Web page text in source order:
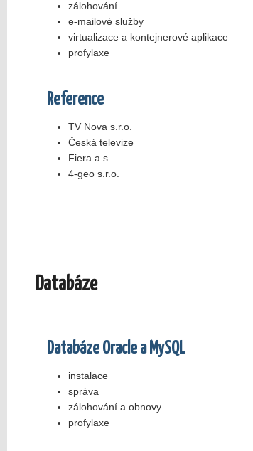
zálohování
e-mailové služby
virtualizace a kontejnerové aplikace
profylaxe
Reference
TV Nova s.r.o.
Česká televize
Fiera a.s.
4-geo s.r.o.
Databáze
Databáze Oracle a MySQL
instalace
správa
zálohování a obnovy
profylaxe